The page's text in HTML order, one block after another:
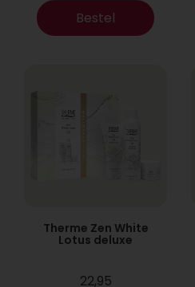
Bestel
Therme Zen White
Lotus deluxe
22,95